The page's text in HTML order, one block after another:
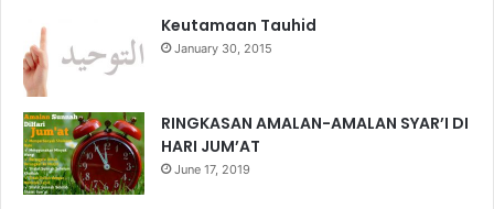
Keutamaan Tauhid
January 30, 2015
RINGKASAN AMALAN-AMALAN SYAR’I DI
HARI JUM’AT
June 17, 2019